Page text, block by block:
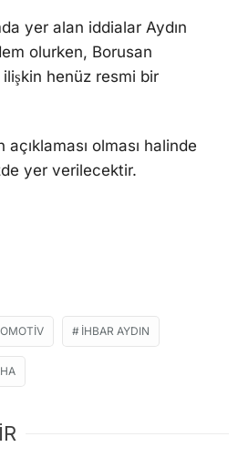
yer alan iddialar Aydın
olurken, Borusan
henüz resmi bir
olması halinde
yer verilecektir.
İHBAR AYDIN